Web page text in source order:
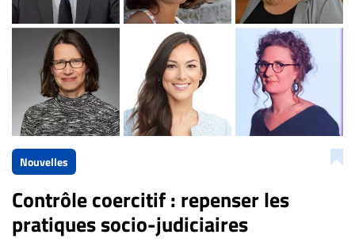
Nouvelles
Contrôle coercitif : repenser les
pratiques socio-judiciaires